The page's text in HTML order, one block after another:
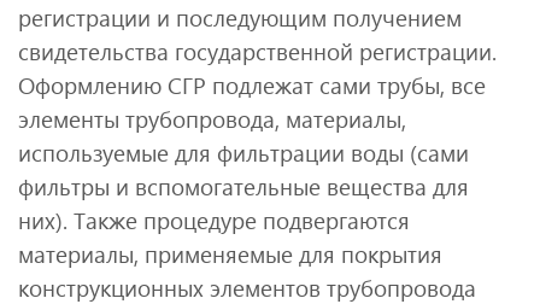
регистрации и последующим получением
свидетельства государственной регистрации.
Оформлению СГР подлежат сами трубы, все
элементы трубопровода, материалы,
используемые для фильтрации воды (сами
фильтры и вспомогательные вещества для
них). Также процедуре подвергаются
материалы, применяемые для покрытия
конструкционных элементов трубопровода